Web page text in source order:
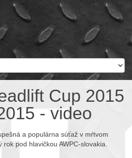
Cup 2015
- video
a populárna súťaž v mŕtvom
pod hlavičkou AWPC-slovakia.